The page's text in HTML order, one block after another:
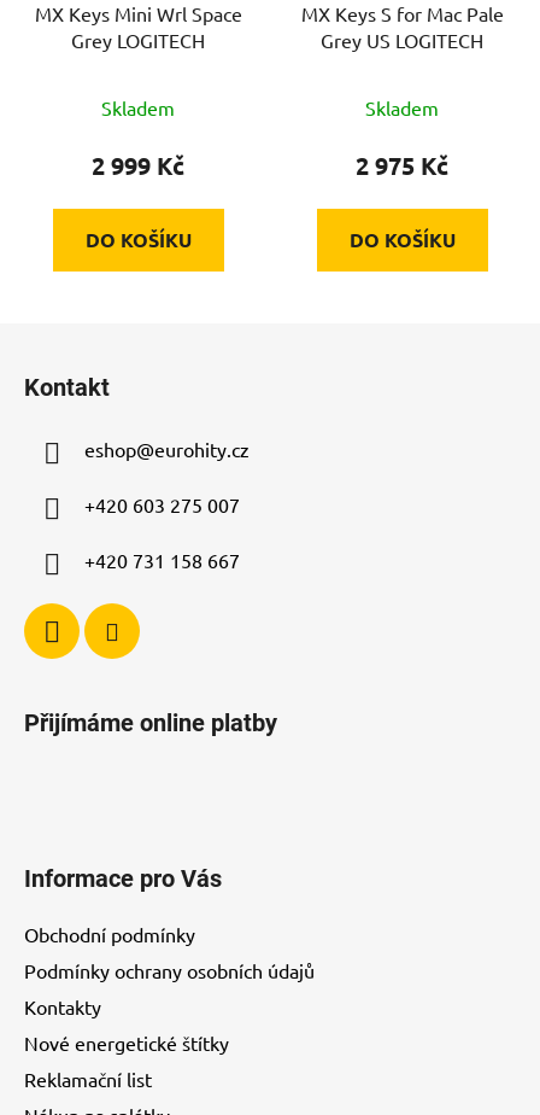
MX Keys Mini Wrl Space
Grey LOGITECH
Skladem
2 999 Kč
DO KOŠÍKU
MX Keys S for Mac Pale
Grey US LOGITECH
Skladem
2 975 Kč
DO KOŠÍKU
Kontakt
eshop@eurohity.cz
+420 603 275 007
+420 731 158 667
Přijímáme online platby
Informace pro Vás
Obchodní podmínky
Podmínky ochrany osobních údajů
Kontakty
Nové energetické štítky
Reklamační list